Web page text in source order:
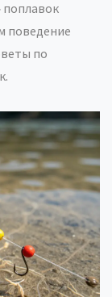
поплавок
поведение
по